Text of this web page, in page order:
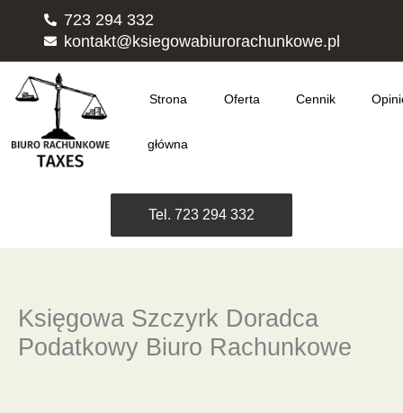
723 294 332
kontakt@ksiegowabiurorachunkowe.pl
Strona
główna
Oferta Cennik
Tel. 723 294 332
Księgowa Szczyrk Doradca
Podatkowy Biuro Rachunkowe